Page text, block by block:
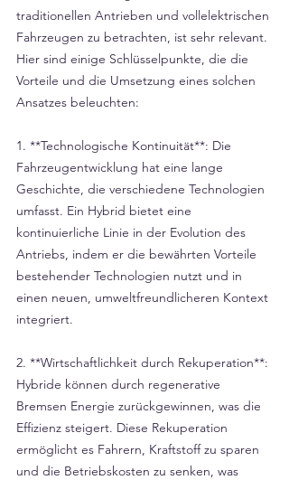
traditionellen Antrieben und vollelektrischen
Fahrzeugen zu betrachten, ist sehr relevant.
Hier sind einige Schlüsselpunkte, die die
Vorteile und die Umsetzung eines solchen
Ansatzes beleuchten:
1. **Technologische Kontinuität**: Die
Fahrzeugentwicklung hat eine lange
Geschichte, die verschiedene Technologien
umfasst. Ein Hybrid bietet eine
kontinuierliche Linie in der Evolution des
Antriebs, indem er die bewährten Vorteile
bestehender Technologien nutzt und in
einen neuen, umweltfreundlicheren Kontext
integriert.
2. **Wirtschaftlichkeit durch Rekuperation**:
Hybride können durch regenerative
Bremsen Energie zurückgewinnen, was die
Effizienz steigert. Diese Rekuperation
ermöglicht es Fahrern, Kraftstoff zu sparen
und die Betriebskosten zu senken, was